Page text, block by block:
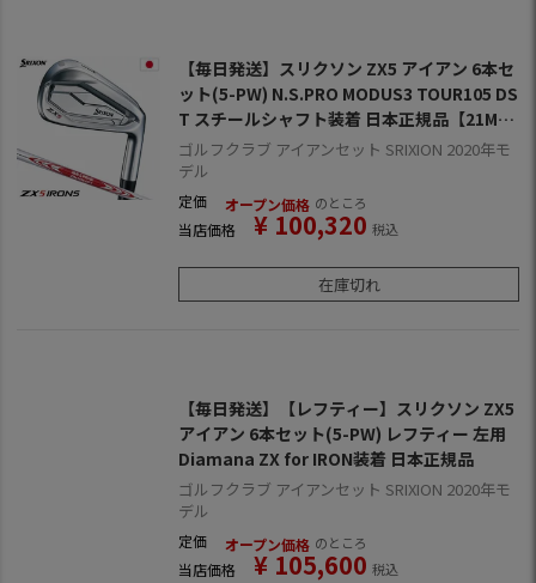
【毎日発送】スリクソン ZX5 アイアン 6本セ
ット(5-PW) N.S.PRO MODUS3 TOUR105 DS
T スチールシャフト装着 日本正規品【21MA
STERS】
ゴルフクラブ アイアンセット SRIXION 2020年モ
デル
定価 オープン価格 のところ
当店価格 ¥ 100,320 税込
在庫切れ
【毎日発送】【レフティー】スリクソン ZX5
アイアン 6本セット(5-PW) レフティー 左用
Diamana ZX for IRON装着 日本正規品
ゴルフクラブ アイアンセット SRIXION 2020年モ
デル
定価 オープン価格 のところ
当店価格 ¥ 105,600 税込